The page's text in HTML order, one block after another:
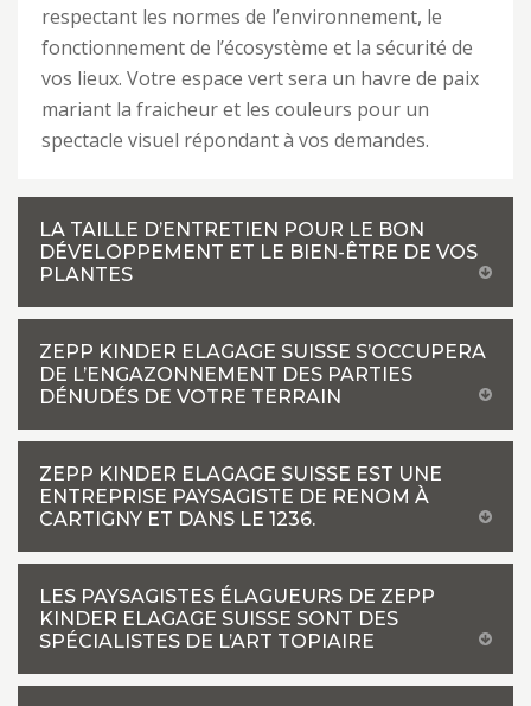
respectant les normes de l’environnement, le
fonctionnement de l’écosystème et la sécurité de
vos lieux. Votre espace vert sera un havre de paix
mariant la fraicheur et les couleurs pour un
spectacle visuel répondant à vos demandes.
LA TAILLE D’ENTRETIEN POUR LE BON
DÉVELOPPEMENT ET LE BIEN-ÊTRE DE VOS
PLANTES
ZEPP KINDER ELAGAGE SUISSE S’OCCUPERA
DE L’ENGAZONNEMENT DES PARTIES
DÉNUDÉS DE VOTRE TERRAIN
ZEPP KINDER ELAGAGE SUISSE EST UNE
ENTREPRISE PAYSAGISTE DE RENOM À
CARTIGNY ET DANS LE 1236.
LES PAYSAGISTES ÉLAGUEURS DE ZEPP
KINDER ELAGAGE SUISSE SONT DES
SPÉCIALISTES DE L’ART TOPIAIRE